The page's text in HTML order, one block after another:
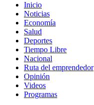
Inicio
Noticias
Economía
Salud
Deportes
Tiempo Libre
Nacional
Ruta del emprendedor
Opinión
Videos
Programas